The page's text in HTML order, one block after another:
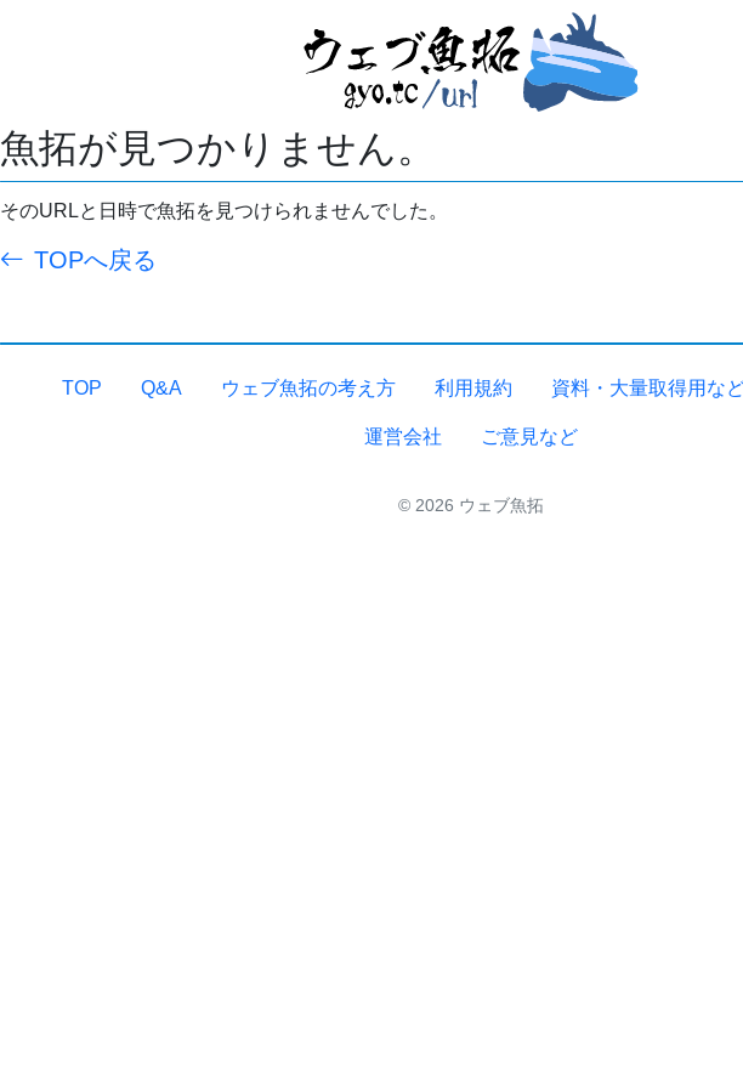
魚拓が見つかりません。
そのURLと日時で魚拓を見つけられませんでした。
TOPへ戻る
TOP Q&A ウェブ魚拓の考え方 利用規約 資料・大量取得用な
運営会社 ご意見など
© 2026 ウェブ魚拓